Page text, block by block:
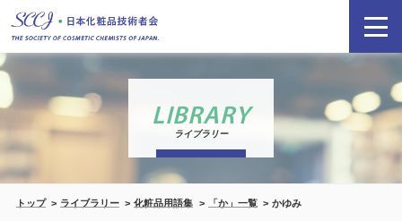
LIBRARY
ライブラリー
トップ ライブラリー 化粧品用語集 「か」一覧 かゆみ